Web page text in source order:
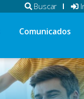
Buscar
Comunicados